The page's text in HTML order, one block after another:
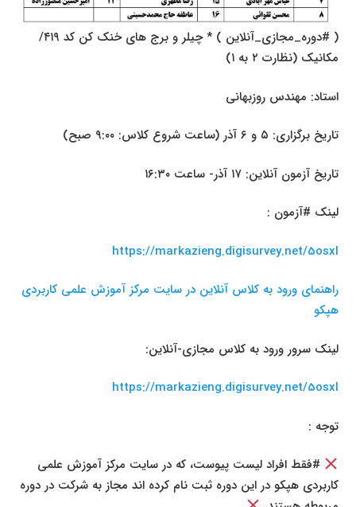
( #دوره_مجازی_آنلاین ) * چیلر و برج های خنک کن کد ۴۱۹/
مکانیک (نظارت ۲ به ۱)
استاد: مهندس روزبهانی
تاریخ برگزاری: ۵ و ۶ آذر (ساعت شروع کلاس: ۹:۰۰ صبح)
تاریخ آزمون آنلاین: ۱۷ آذر- ساعت ۱۶:۳۰
لینک #آزمون :
https://markazieng.digisurvey.net/5osxl
راهنمای ورود به کلاس آنلاین در سایت مرکز آموزش علمی کاربردی
هپکو
لینک سرور ورود به کلاس مجازی-آنلاین:
https://markazieng.digisurvey.net/5osxl
توجه :
#فقط افراد لیست پیوست، که در سایت مرکز آموزش علمی
کاربردی هپکو در این دوره ثبت نام کرده اند مجاز به شرکت در دوره